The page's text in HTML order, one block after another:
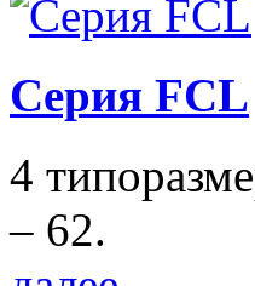
Серия FCL
4
– 62.